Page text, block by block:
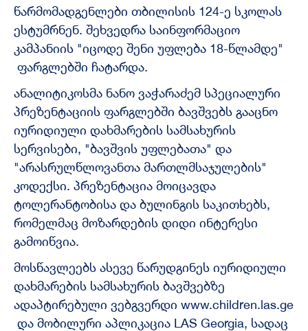
წარმომადგენლები თბილისის 124-ე სკოლას
ესტუმრნენ. შეხვედრა საინფორმაციო
კამპანიის "იცოდე შენი უფლება 18-წლამდე"
ფარგლებში ჩატარდა.
ანალიტიკოსმა ნანო ვაჭარაძემ სპეციალური
პრეზენტაციის ფარგლებში ბავშვებს გააცნო
იურიდიული დახმარების სამსახურის
სერვისები, "ბავშვის უფლებათა" და
"არასრულწლოვანთა მართლმსაჯულების"
კოდექსი. პრეზენტაცია მოიცავდა
ტოლერანტობისა და ბულინგის საკითხებს,
რომელმაც მოზარდების დიდი ინტერესი
გამოიწვია.
მოსწავლეებს ასევე წარუდგინეს იურიდიული
დახმარების სამსახურის ბავშვებზე
ადაპტირებული ვებგვერდი www.children.las.ge
და მობილური აპლიკაცია LAS Georgia, სადაც